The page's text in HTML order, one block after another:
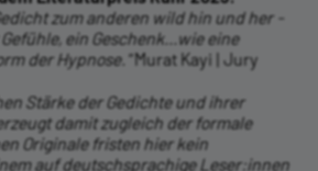
zum anderen wild hin und her -
ein Geschenk...wie eine
der Hypnose."Murat Kayi | Jury
Stärke der Gedichte und ihrer
damit zugleich der formale
Originale fristen hier kein
auf deutschsprachige Leser:innen